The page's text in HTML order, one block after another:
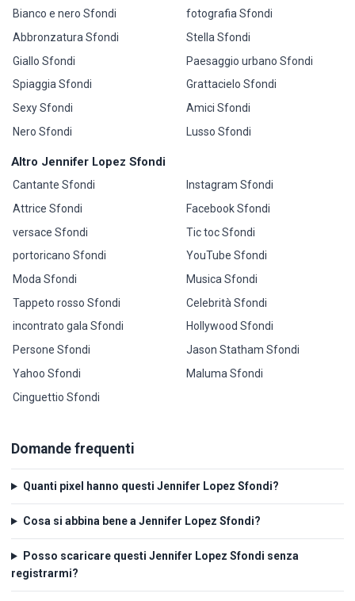
Bianco e nero Sfondi
Abbronzatura Sfondi
Giallo Sfondi
Spiaggia Sfondi
Sexy Sfondi
Nero Sfondi
fotografia Sfondi
Stella Sfondi
Paesaggio urbano Sfondi
Grattacielo Sfondi
Amici Sfondi
Lusso Sfondi
Altro Jennifer Lopez Sfondi
Cantante Sfondi
Attrice Sfondi
versace Sfondi
portoricano Sfondi
Moda Sfondi
Tappeto rosso Sfondi
incontrato gala Sfondi
Persone Sfondi
Yahoo Sfondi
Cinguettio Sfondi
Instagram Sfondi
Facebook Sfondi
Tic toc Sfondi
YouTube Sfondi
Musica Sfondi
Celebrità Sfondi
Hollywood Sfondi
Jason Statham Sfondi
Maluma Sfondi
Domande frequenti
Quanti pixel hanno questi Jennifer Lopez Sfondi?
Cosa si abbina bene a Jennifer Lopez Sfondi?
Posso scaricare questi Jennifer Lopez Sfondi senza
registrarmi?